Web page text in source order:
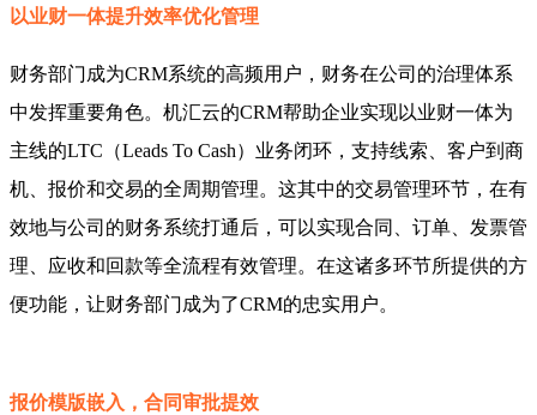
以业财一体提升效率优化管理
财务部门成为CRM系统的高频用户，财务在公司的治理体系
中发挥重要角色。机汇云的CRM帮助企业实现以业财一体为
主线的LTC（Leads To Cash）业务闭环，支持线索、客户到商
机、报价和交易的全周期管理。这其中的交易管理环节，在有
效地与公司的财务系统打通后，可以实现合同、订单、发票管
理、应收和回款等全流程有效管理。在这诸多环节所提供的方
便功能，让财务部门成为了CRM的忠实用户。
报价模版嵌入，合同审批提效